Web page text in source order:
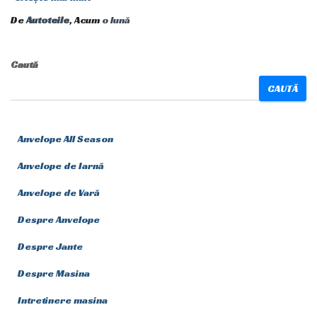
DeAutoteile, Acum o lună
Caută
CAUTĂ
Anvelope All Season
Anvelope de Iarnă
Anvelope de Vară
Despre Anvelope
Despre Jante
Despre Masina
Intretinere masina